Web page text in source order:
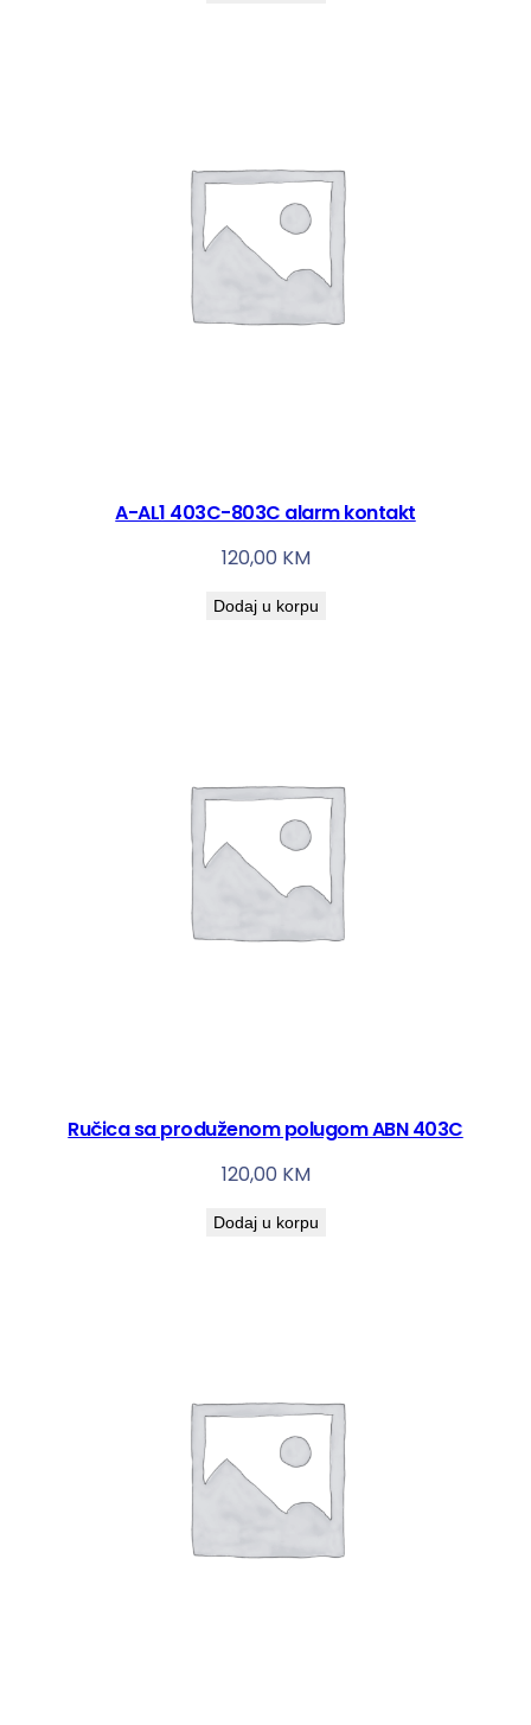
A-AL1 403C-803C alarm kontakt
120,00 KM
Dodaj u korpu
Ručica sa produženom polugom ABN 403C
120,00 KM
Dodaj u korpu